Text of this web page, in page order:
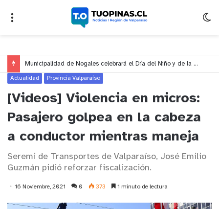
Municipalidad de Nogales celebrará el Día del Niño y de la Niña con un gran espectáculo de circo en Nogales y El Melón
Actualidad Provincia Valparaíso
[Videos] Violencia en micros:
Pasajero golpea en la cabeza
a conductor mientras maneja
Seremi de Transportes de Valparaíso, José Emilio
Guzmán pidió reforzar fiscalización.
16 Noviembre, 2021 0 373 1 minuto de lectura